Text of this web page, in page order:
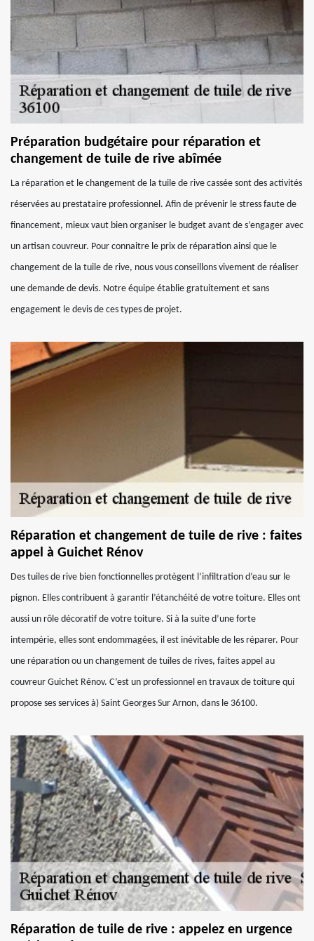
Préparation budgétaire pour réparation et
changement de tuile de rive abîmée
La réparation et le changement de la tuile de rive cassée sont des activités
réservées au prestataire professionnel. Afin de prévenir le stress faute de
financement, mieux vaut bien organiser le budget avant de s’engager avec
un artisan couvreur. Pour connaitre le prix de réparation ainsi que le
changement de la tuile de rive, nous vous conseillons vivement de réaliser
une demande de devis. Notre équipe établie gratuitement et sans
engagement le devis de ces types de projet.
Réparation et changement de tuile de rive : faites
appel à Guichet Rénov
Des tuiles de rive bien fonctionnelles protègent l’infiltration d’eau sur le
pignon. Elles contribuent à garantir l’étanchéité de votre toiture. Elles ont
aussi un rôle décoratif de votre toiture. Si à la suite d’une forte
intempérie, elles sont endommagées, il est inévitable de les réparer. Pour
une réparation ou un changement de tuiles de rives, faites appel au
couvreur Guichet Rénov. C’est un professionnel en travaux de toiture qui
propose ses services à) Saint Georges Sur Arnon, dans le 36100.
Réparation de tuile de rive : appelez en urgence